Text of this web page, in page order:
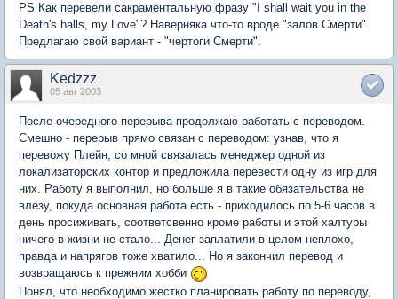
PS Как перевели сакраментальную фразу "I shall wait you in the
Death's halls, my Love"? Наверняка что-то вроде "залов Смерти".
Предлагаю свой вариант - "чертоги Смерти".
Kedzzz
05 авг 2003
После очередного перерыва продолжаю работать с переводом.
Смешно - перерыв прямо связан с переводом: узнав, что я
перевожу Плейн, со мной связалась менеджер одной из
локализаторских контор и предложила перевести одну из игр для
них. Работу я выполнил, но больше я в такие обязательства не
влезу, покуда основная работа есть - приходилось по 5-6 часов в
день просиживать, соответсвенно кроме работы и этой халтуры
ничего в жизни не стало... Денег заплатили в целом неплохо,
правда и напрягов тоже хватило... Но я закончил перевод и
возвращаюсь к прежним хобби
Понял, что необходимо жестко планировать работу по переводу,